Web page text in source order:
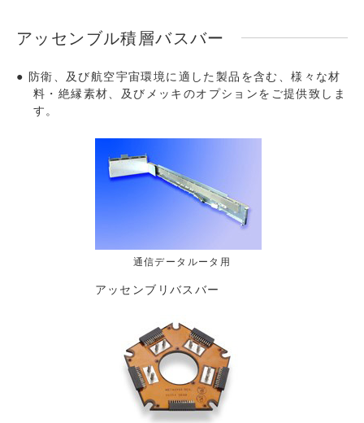
アッセンブル積層バスバー
防衛、及び航空宇宙環境に適した製品を含む、様々な材
料・絶縁素材、及びメッキのオプションをご提供致しま
す。
通信データルータ用
アッセンブリバスバー